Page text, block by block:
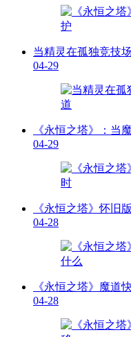
当精灵在孤独竞技
04-29
《永恒之塔》：当
04-29
《永恒之塔》怀旧
04-28
《永恒之塔》魔道
04-28